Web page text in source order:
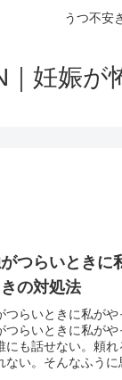
うつ不安
｜妊娠が
つらいときに
の対処法
つらいときに私が
つらいときに私が
にも話せない。頼
ない。そんなふう